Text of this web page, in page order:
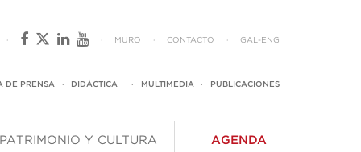
· · MURO · CONTACTO · GAL- ENG
DE PRENSA · DIDÁCTICA · MULTIMEDIA · PUBLICACIONES
PATRIMONIO Y CULTURA AGENDA